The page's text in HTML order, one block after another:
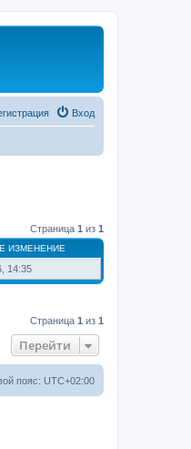
Вход
Страница 1 из 1
ИЗМЕНЕНИЕ
14:35
Страница 1 из 1
Перейти
пояс: UTC+02:00